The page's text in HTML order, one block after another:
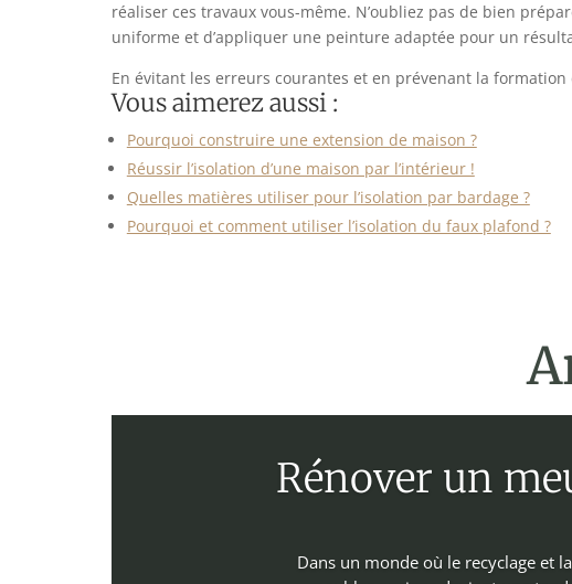
réaliser ces travaux vous-même. N’oubliez pas de bien
uniforme et d’appliquer une peinture adaptée pour un
En évitant les erreurs courantes et en prévenant la
Vous aimerez aussi :
Pourquoi construire une extension de maison ?
Réussir l’isolation d’une maison par l’intérieur !
Quelles matières utiliser pour l’isolation par bardage ?
Pourquoi et comment utiliser l’isolation du faux plafond ?
Rénover un
Dans un monde où le recyclage et